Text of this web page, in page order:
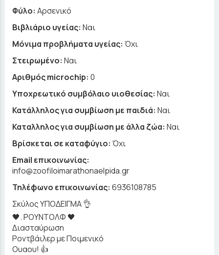
Φύλο: Αρσενικό
Βιβλιάριο υγείας: Ναι
Μόνιμα προβλήματα υγείας: Όχι
Στειρωμένο: Ναι
Αριθμός microchip: 0
Υποχρεωτικό συμβόλαιο υιοθεσίας: Ναι
Κατάλληλος για συμβίωση με παιδιά: Ναι
Καταλληλος για συμβίωση με άλλα ζώα: Ναι
Βρίσκεται σε καταφύγιο: Όχι
Email επικοινωνίας:
info@zoofiloimarathonaelpida.gr
Τηλέφωνο επικοινωνίας: 6936108785
Σκύλος ΥΠΟΔΕΙΓΜΑ 👌
🖤. ΡΟΥΝΤΟΛΦ 🖤
Διασταύρωση
Ροντβάιλερ με Ποιμενικό
Ουαου! 👍